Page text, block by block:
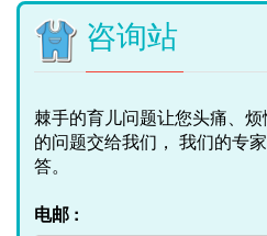
咨询站
棘手的育儿问题让您头痛、
的问题交给我们， 我们的专
答。
电邮 :